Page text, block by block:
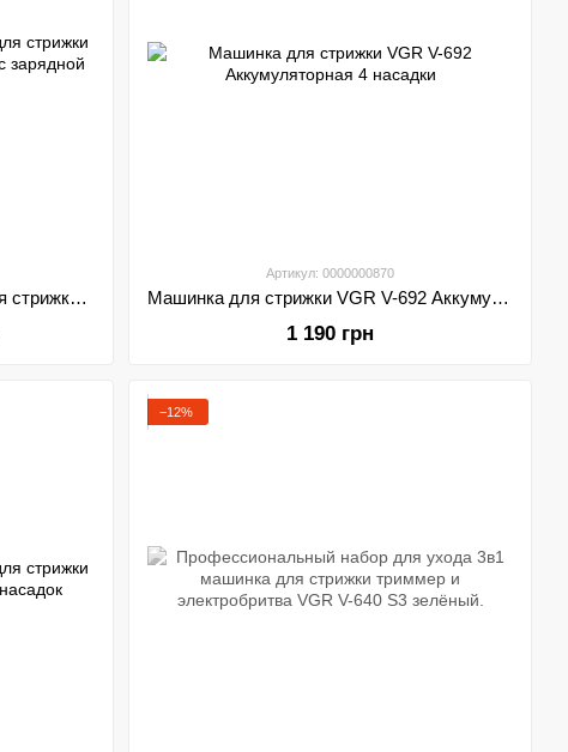
Профессиональная машинка для стрижки волос VGR V-653 беспроводная с зарядной базой и насадками
Артикул: 0000000870
Машинка для стрижки VGR V-692 Аккумуляторная 4 насадки
1 190 грн
−12%